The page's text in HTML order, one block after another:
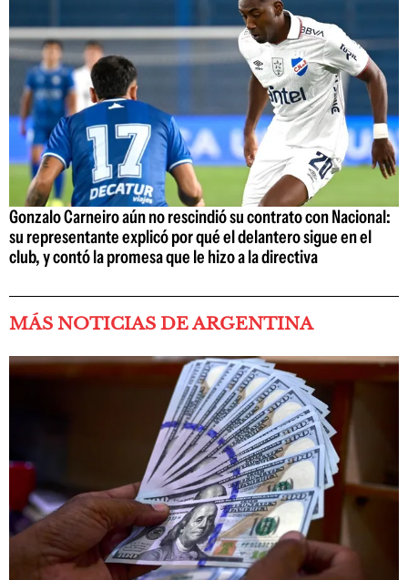
Gonzalo Carneiro aún no rescindió su contrato con Nacional:
su representante explicó por qué el delantero sigue en el
club, y contó la promesa que le hizo a la directiva
MÁS NOTICIAS DE ARGENTINA